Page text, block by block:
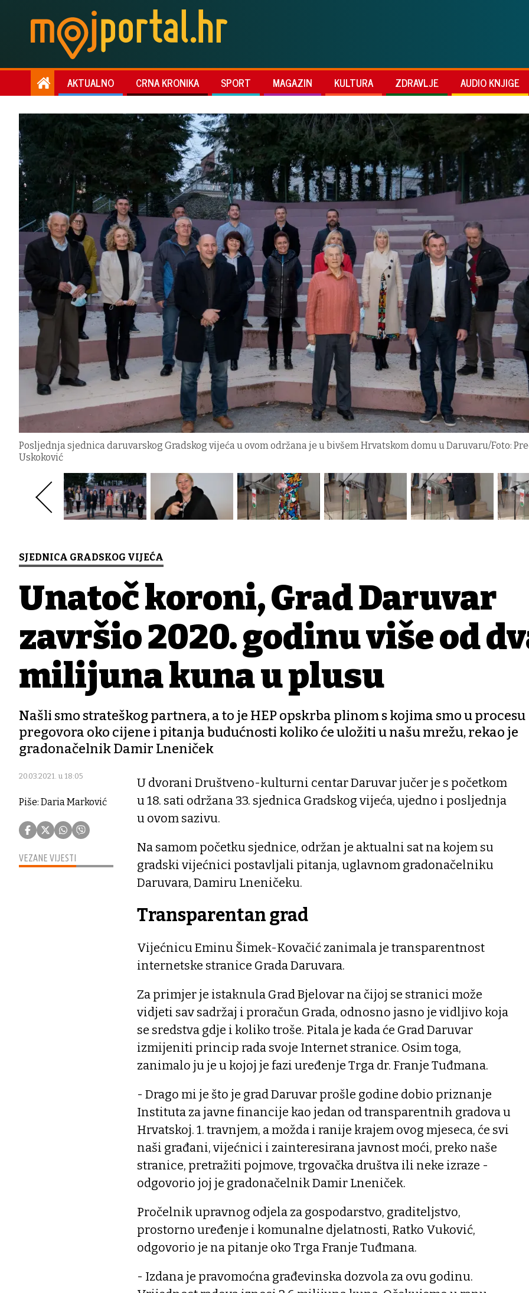
AKTUALNO CRNA KRONIKA SPORT MAGAZIN KULTURA ZDRAVLJE AUDIO KNJIGE
Posljednja sjednica daruvarskog Gradskog vijeća u ovom održana je u bivšem Hrvatskom domu u Daruvaru/Foto:
Uskoković
SJEDNICA GRADSKOG VIJEĆA
Unatoč koroni, Grad Daruvar
završio 2020. godinu više od
milijuna kuna u plusu
Našli smo strateškog partnera, a to je HEP opskrba plinom s kojima smo u procesu
pregovora oko cijene i pitanja budućnosti koliko će uložiti u našu mrežu, rekao je
gradonačelnik Damir Lneniček
20.03.2021. u 18:05
Piše: Daria Marković
VEZANE VIJESTI
U dvorani Društveno-kulturni centar Daruvar jučer je s početkom
u 18. sati održana 33. sjednica Gradskog vijeća, ujedno i posljednja
u ovom sazivu.
Na samom početku sjednice, održan je aktualni sat na kojem su
gradski vijećnici postavljali pitanja, uglavnom gradonačelniku
Daruvara, Damiru Lneničeku.
Transparentan grad
Vijećnicu Eminu Šimek-Kovačić zanimala je transparentnost
internetske stranice Grada Daruvara.
Za primjer je istaknula Grad Bjelovar na čijoj se stranici može
vidjeti sav sadržaj i proračun Grada, odnosno jasno je vidljivo koja
se sredstva gdje i koliko troše. Pitala je kada će Grad Daruvar
izmijeniti princip rada svoje Internet stranice. Osim toga,
zanimalo ju je u kojoj je fazi uređenje Trga dr. Franje Tuđmana.
- Drago mi je što je grad Daruvar prošle godine dobio priznanje
Instituta za javne financije kao jedan od transparentnih gradova u
Hrvatskoj. 1. travnjem, a možda i ranije krajem ovog mjeseca, će svi
naši građani, vijećnici i zainteresirana javnost moći, preko naše
stranice, pretražiti pojmove, trgovačka društva ili neke izraze -
odgovorio joj je gradonačelnik Damir Lneniček.
Pročelnik upravnog odjela za gospodarstvo, graditeljstvo,
prostorno uređenje i komunalne djelatnosti, Ratko Vuković,
odgovorio je na pitanje oko Trga Franje Tuđmana.
- Izdana je pravomoćna građevinska dozvola za ovu godinu.